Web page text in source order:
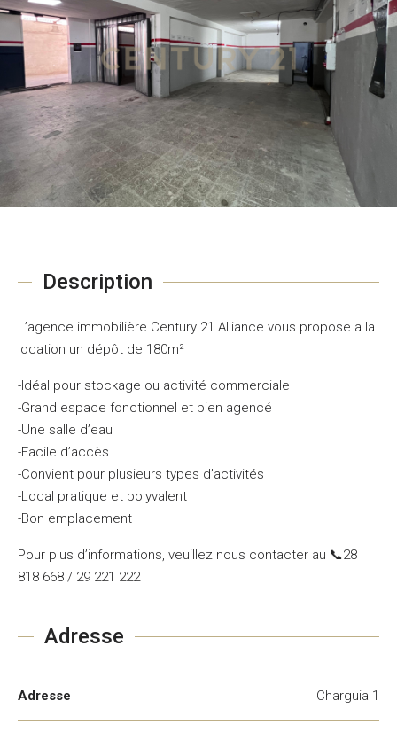
Description
L’agence immobilière Century 21 Alliance vous propose a la
location un dépôt de 180m²
-Idéal pour stockage ou activité commerciale
-Grand espace fonctionnel et bien agencé
-Une salle d’eau
-Facile d’accès
-Convient pour plusieurs types d’activités
-Local pratique et polyvalent
-Bon emplacement
Pour plus d’informations, veuillez nous contacter au 📞28
818 668 / 29 221 222
Adresse
Adresse Charguia 1